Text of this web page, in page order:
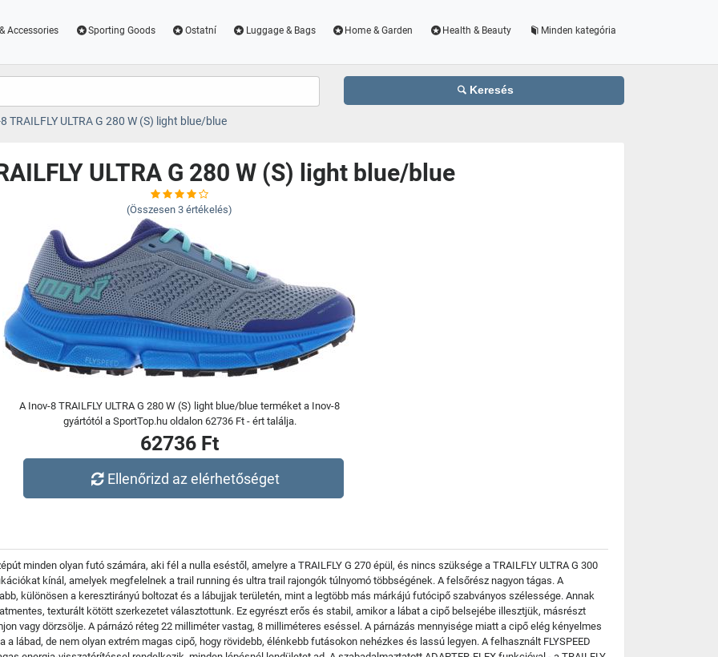
Accessories Sporting Goods Ostatní Luggage & Bags Home & Garden Health & Beauty Minden kategória
Keresés
TRAILFLY ULTRA G 280 W (S) light blue/blue
ULTRA G 280 W (S) light blue/blue
(Összesen 3 értékelés)
A Inov-8 TRAILFLY ULTRA G 280 W (S) light blue/blue terméket a Inov-8
gyártótól a SportTop.hu oldalon 62736 Ft - ért találja.
62736 Ft
Ellenőrizd az elérhetőséget
minden olyan futó számára, aki fél a nulla eséstől, amelyre a TRAILFLY G 270 épül, és nincs szüksége a TRAILFLY ULTRA G 300
kínál, amelyek megfelelnek a trail running és ultra trail rajongók túlnyomó többségének. A felsőrész nagyon tágas. A
különösen a keresztirányú boltozat és a lábujjak területén, mint a legtöbb más márkájú futócipő szabványos szélessége. Annak
texturált kötött szerkezetet választottunk. Ez egyrészt erős és stabil, amikor a lábat a cipő belsejébe illesztjük, másrészt
vagy dörzsölje. A párnázó réteg 22 milliméter vastag, 8 milliméteres eséssel. A párnázás mennyisége miatt a cipő elég kényelmes
lábad, de nem olyan extrém magas cipő, hogy rövidebb, élénkebb futásokon nehézkes és lassú legyen. A felhasznált FLYSPEED